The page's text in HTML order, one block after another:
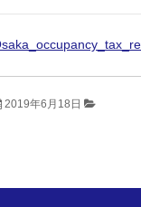
2019年6月18日